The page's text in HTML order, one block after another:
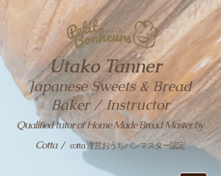
Utako Tanner
Japanese Sweets & Bread
Baker / Instructor
Qualified tutor of Home Made Bread Master by
Cotta/ cotta 運営おうちパンマスター認定